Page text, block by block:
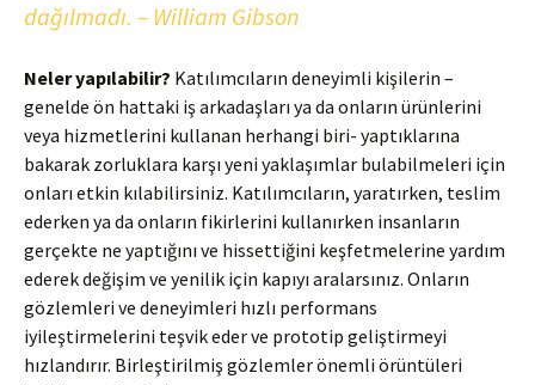
dağılmadı. – William Gibson
Neler yapılabilir? Katılımcıların deneyimli kişilerin –
genelde ön hattaki iş arkadaşları ya da onların ürünlerini
veya hizmetlerini kullanan herhangi biri- yaptıklarına
bakarak zorluklara karşı yeni yaklaşımlar bulabilmeleri için
onları etkin kılabilirsiniz. Katılımcıların, yaratırken, teslim
ederken ya da onların fikirlerini kullanırken insanların
gerçekte ne yaptığını ve hissettiğini keşfetmelerine yardım
ederek değişim ve yenilik için kapıyı aralarsınız. Onların
gözlemleri ve deneyimleri hızlı performans
iyileştirmelerini teşvik eder ve prototip geliştirmeyi
hızlandırır. Birleştirilmiş gözlemler önemli örüntüleri